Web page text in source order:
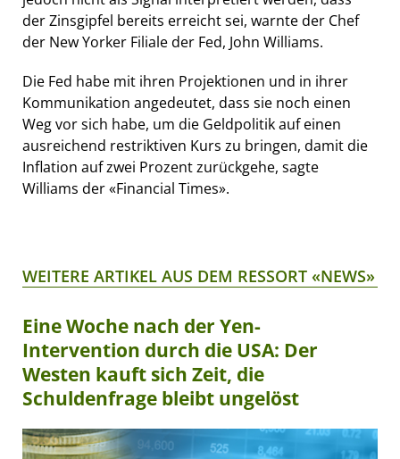
der Zinsgipfel bereits erreicht sei, warnte der Chef
der New Yorker Filiale der Fed, John Williams.
Die Fed habe mit ihren Projektionen und in ihrer
Kommunikation angedeutet, dass sie noch einen
Weg vor sich habe, um die Geldpolitik auf einen
ausreichend restriktiven Kurs zu bringen, damit die
Inflation auf zwei Prozent zurückgehe, sagte
Williams der «Financial Times».
WEITERE ARTIKEL AUS DEM RESSORT «NEWS»
Eine Woche nach der Yen-
Intervention durch die USA: Der
Westen kauft sich Zeit, die
Schuldenfrage bleibt ungelöst